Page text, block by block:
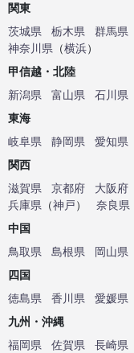
関東
茨城県
栃木県 群馬県
神奈川県 （横浜）
甲信越・北陸
新潟県
富山県 石川県
東海
岐阜県
静岡県 愛知県
関西
滋賀県
京都府 大阪府
兵庫県 （神戸） 奈良県
中国
鳥取県
島根県 岡山県
四国
徳島県
香川県 愛媛県
九州・沖縄
福岡県
佐賀県 長崎県